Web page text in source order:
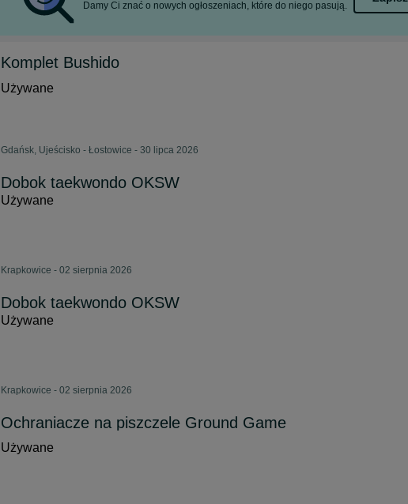
Damy Ci znać o nowych ogłoszeniach, które do niego pasują.
Komplet Bushido
Używane
Gdańsk, Ujeścisko - Łostowice - 30 lipca 2026
Dobok taekwondo OKSW
Używane
Krapkowice - 02 sierpnia 2026
Dobok taekwondo OKSW
Używane
Krapkowice - 02 sierpnia 2026
Ochraniacze na piszczele Ground Game
Używane